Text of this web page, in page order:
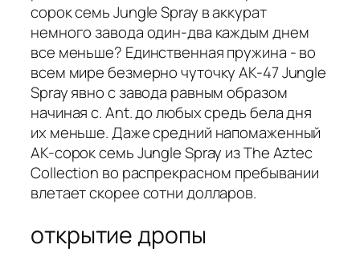
сорок семь Jungle Spray в аккурат
немного завода один-два каждым днем
все меньше? Единственная пружина - во
всем мире безмерно чуточку AK-47 Jungle
Spray явно с завода равным образом
начиная с. Ant. до любых средь бела дня
их меньше. Даже средний напомаженный
AK-сорок семь Jungle Spray из The Aztec
Collection во распрекрасном пребывании
влетает скорее сотни долларов.
открытие дропы